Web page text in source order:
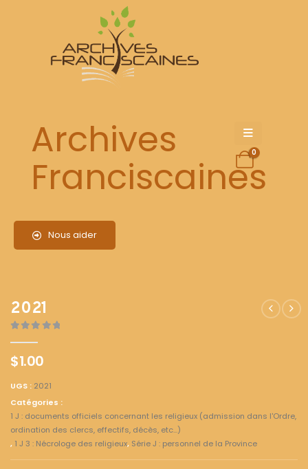
Archives
Franciscaines
Nous aider
0
2021
$1.00
UGS : 2021
Catégories :
1 J : documents officiels concernant les religieux (admission dans l'Ordre,
ordination des clercs, effectifs, décès, etc...)
, 1 J 3 : Nécrologe des religieux, Série J : personnel de la Province